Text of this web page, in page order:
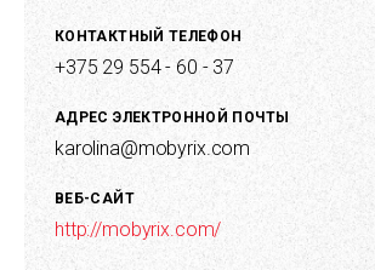
КОНТАКТНЫЙ ТЕЛЕФОН
+375 29 554 - 60 - 37
АДРЕС ЭЛЕКТРОННОЙ ПОЧТЫ
karolina@mobyrix.com
ВЕБ-САЙТ
http://mobyrix.com/